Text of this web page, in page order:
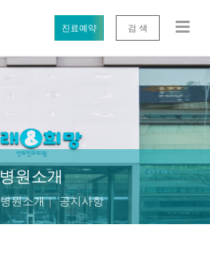
진료예약 검 색
병원소개
병원소개 공지사항